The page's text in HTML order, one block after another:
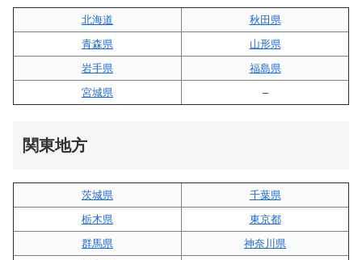
北海道
秋田県
青森県
山形県
岩手県
福島県
宮城県
–
関東地方
茨城県
千葉県
栃木県
東京都
群馬県
神奈川県